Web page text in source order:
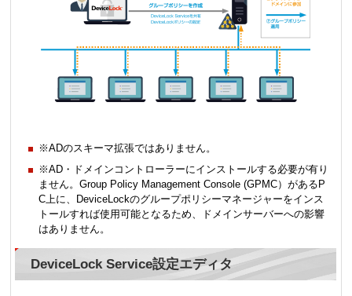
※ADのスキーマ拡張ではありません。
※AD・ドメインコントローラーにインストールする必要が有り
ません。Group Policy Management Console (GPMC）があるP
C上に、DeviceLockのグループポリシーマネージャーをインス
トールすれば使用可能となるため、ドメインサーバーへの影響
はありません。
DeviceLock Service設定エディタ